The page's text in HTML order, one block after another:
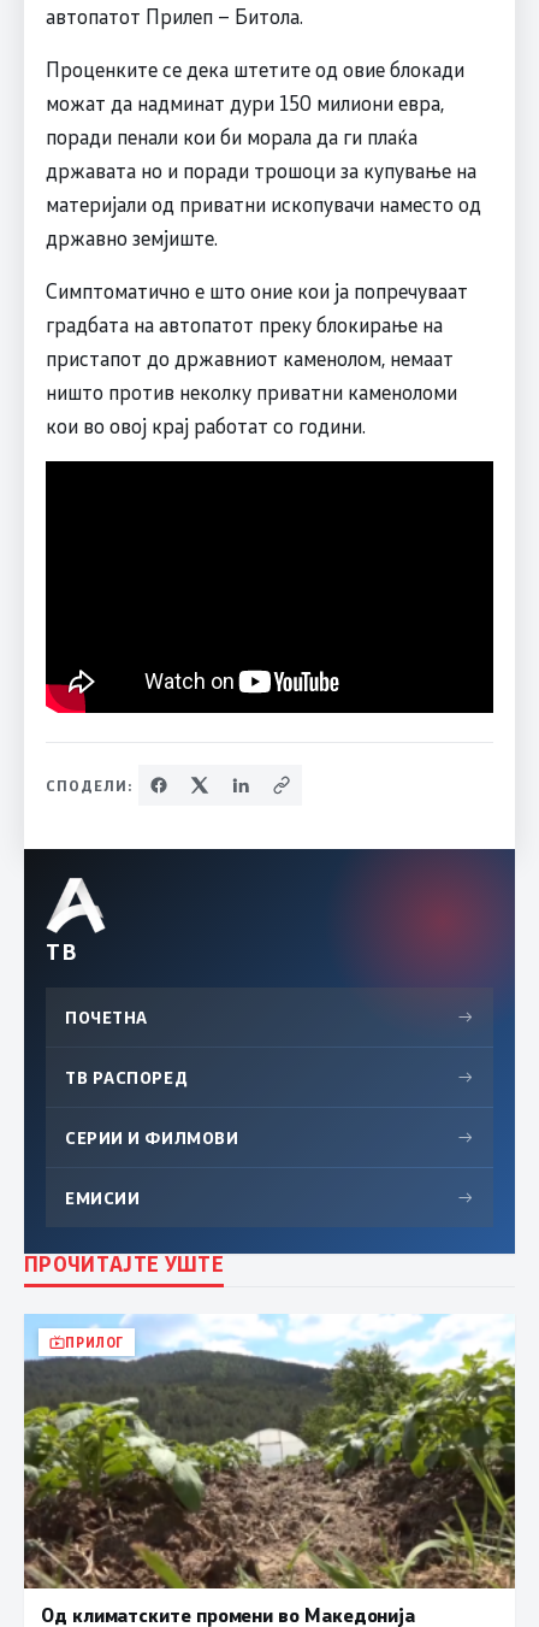
автопатот Прилеп – Битола.
Проценките се дека штетите од овие блокади
можат да надминат дури 150 милиони евра,
поради пенали кои би морала да ги плаќа
државата но и поради трошоци за купување на
материјали од приватни ископувачи наместо од
државно земјиште.
Симптоматично е што оние кои ја попречуваат
градбата на автопатот преку блокирање на
пристапот до државниот каменолом, немаат
ништо против неколку приватни каменоломи
кои во овој крај работат со години.
СПОДЕЛИ:
ТВ
ПОЧЕТНА →
ТВ РАСПОРЕД →
СЕРИИ И ФИЛМОВИ →
ЕМИСИИ →
ПРОЧИТАЈТЕ УШТЕ
ПРИЛОГ
Од климатските промени во Македонија